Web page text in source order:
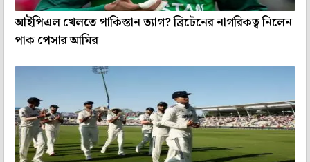
আইপিএল খেলতে পাকিস্তান ত্যাগ? ব্রিটেনের নাগরিকত্ব নিলেন
পাক পেসার আমির